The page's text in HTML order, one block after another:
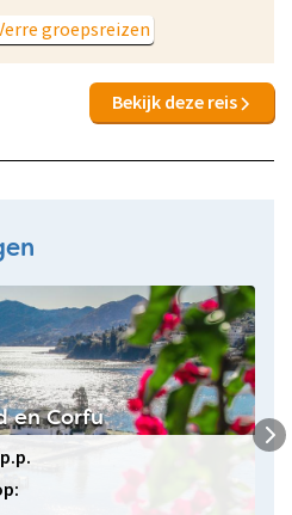
groepsreizen
Bekijk deze reis
en Corfu
p.p.